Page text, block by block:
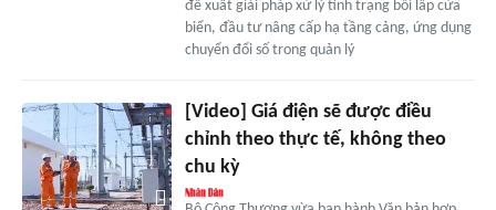
đề xuất giải pháp xử lý tình trạng bồi lấp cửa
biển, đầu tư nâng cấp hạ tầng cảng, ứng dụng
chuyển đổi số trong quản lý
[Video] Giá điện sẽ được điều
chỉnh theo thực tế, không theo
chu kỳ